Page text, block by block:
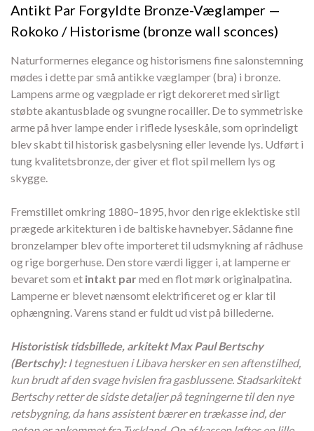
Antikt Par Forgyldte Bronze-Væglamper —
Rokoko / Historisme (bronze wall sconces)
Naturformernes elegance og historismens fine salonstemning
mødes i dette par små antikke væglamper (bra) i bronze.
Lampens arme og vægplade er rigt dekoreret med sirligt
støbte akantusblade og svungne rocailler. De to symmetriske
arme på hver lampe ender i riflede lyseskåle, som oprindeligt
blev skabt til historisk gasbelysning eller levende lys. Udført i
tung kvalitetsbronze, der giver et flot spil mellem lys og
skygge.
Fremstillet omkring 1880–1895, hvor den rige eklektiske stil
prægede arkitekturen i de baltiske havnebyer. Sådanne fine
bronzelamper blev ofte importeret til udsmykning af rådhuse
og rige borgerhuse. Den store værdi ligger i, at lamperne er
bevaret som et intakt par med en flot mørk originalpatina.
Lamperne er blevet nænsomt elektrificeret og er klar til
ophængning. Varens stand er fuldt ud vist på billederne.
Historistisk tidsbillede, arkitekt Max Paul Bertschy
(Bertschy): I tegnestuen i Libava hersker en sen aftenstilhed,
kun brudt af den svage hvislen fra gasblussene. Stadsarkitekt
Bertschy retter de sidste detaljer på tegningerne til den nye
retsbygning, da hans assistent bærer en trækasse ind, der